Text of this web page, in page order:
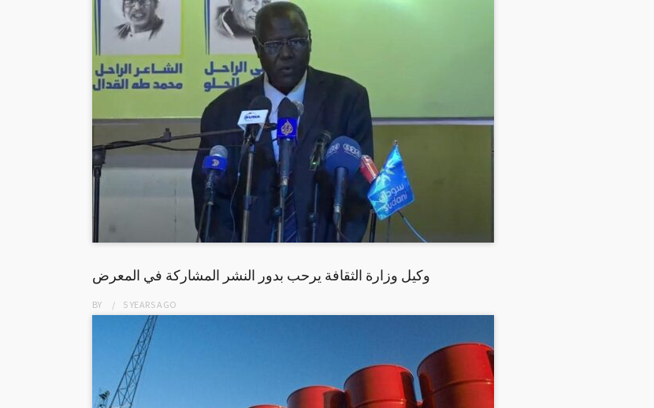
وكيل وزارة الثقافة يرحب بدور النشر المشاركة في المعرض
BY 5 YEARSAGO